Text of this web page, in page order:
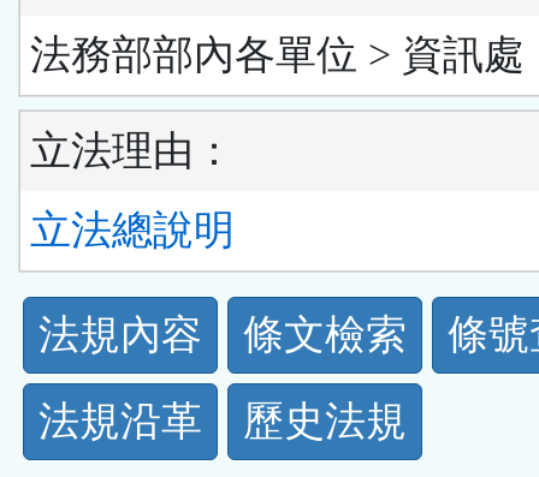
法務部部內各單位 > 資訊處
立法理由：
立法總說明
法
規
功
法規內容 條文檢索
條
法規沿革
歷史法規